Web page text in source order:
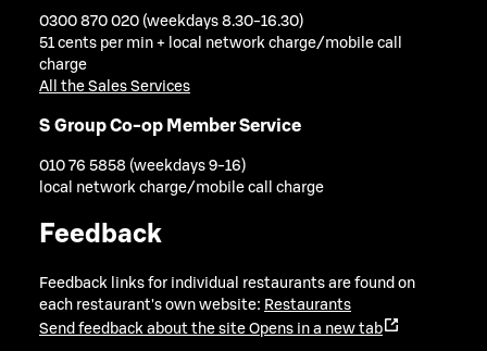
0300 870 020 (weekdays 8.30-16.30)
51 cents per min + local network charge/mobile call
charge
All the Sales Services
S Group Co-op Member Service
010 76 5858 (weekdays 9-16)
local network charge/mobile call charge
Feedback
Feedback links for individual restaurants are found on
each restaurant's own website: Restaurants
Send feedback about the site Opens in a new tab